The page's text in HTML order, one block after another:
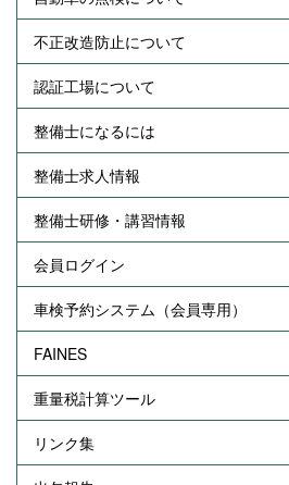
不正改造防止について
認証工場について
整備士になるには
整備士求人情報
整備士研修・講習情報
会員ログイン
車検予約システム（会員専用）
FAINES
重量税計算ツール
リンク集